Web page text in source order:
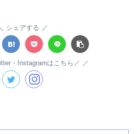
シェアする
・Instagramはこちら／